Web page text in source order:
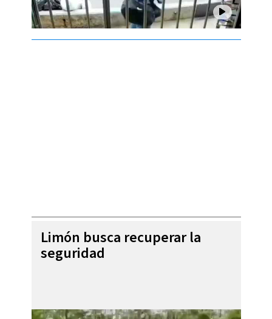
Limón busca recuperar la
seguridad